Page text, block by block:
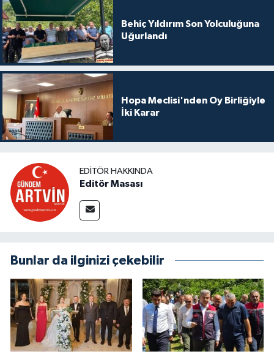
Behiç Yıldırım Son Yolculuğuna
Uğurlandı
Hopa Meclisi'nden Oy Birliğiyle
İki Karar
EDITÖR HAKKINDA
Editör Masası
Bunlar da ilginizi çekebilir